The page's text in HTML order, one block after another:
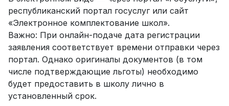
республиканский портал госуслуг или сайт
«Электронное комплектование школ».
Важно: При онлайн-подаче дата регистрации
заявления соответствует времени отправки через
портал. Однако оригиналы документов (в том
числе подтверждающие льготы) необходимо
будет предоставить в школу лично в
установленный срок.